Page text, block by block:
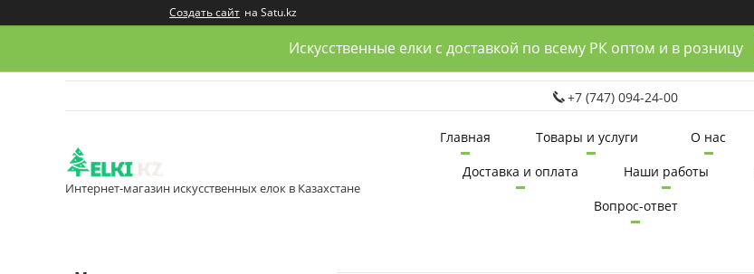
Создать сайт на Satu.kz
Искусственные елки с доставкой по всему РК оптом и в розницу
+7 (747) 094-24-00
Интернет-магазин искусственных елок в Казахстане
Главная Товары и услуги О нас
Доставка и оплата
Наши работы
Вопрос-ответ